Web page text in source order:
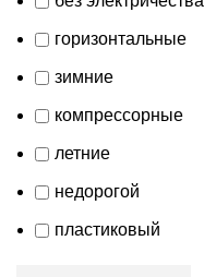
горизонтальные
зимние
компрессорные
летние
недорогой
пластиковый